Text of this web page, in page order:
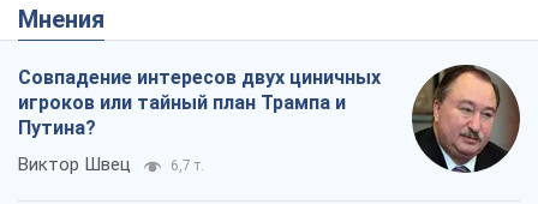
Мнения
Совпадение интересов двух циничных
игроков или тайный план Трампа и
Путина?
Виктор Швец 6,7 т.